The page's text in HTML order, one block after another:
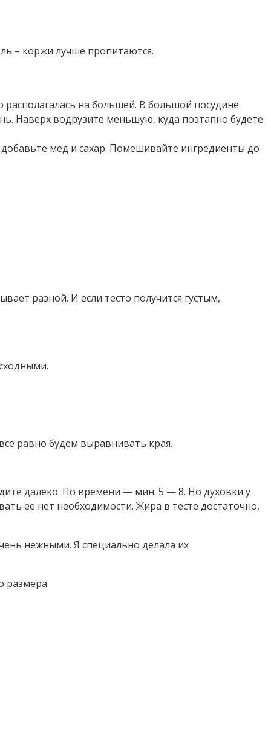
– коржи лучше пропитаются.
на большей. В большой посудине
Наверх водрузите меньшую, куда поэтапно будете
мед и сахар. Помешивайте ингредиенты до
разной. И если тесто получится густым,
равно будем выравнивать края.
далеко. По времени — мин. 5 — 8. Но духовки у
ее нет необходимости. Жира в тесте достаточно,
нежными. Я специально делала их
размера.